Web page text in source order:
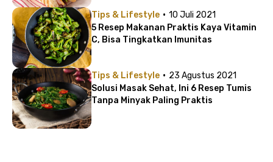
Tips & Lifestyle · 10 Juli 2021
5 Resep Makanan Praktis Kaya Vitamin
C, Bisa Tingkatkan Imunitas
Tips & Lifestyle · 23 Agustus 2021
Solusi Masak Sehat, Ini 6 Resep Tumis
Tanpa Minyak Paling Praktis